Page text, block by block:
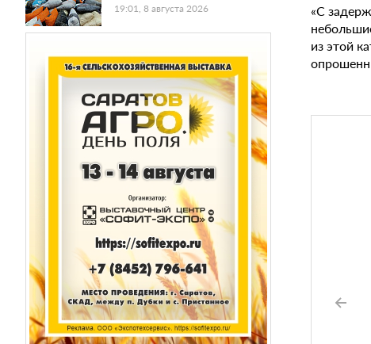
19:01, 8 августа 2026
«С
из этой